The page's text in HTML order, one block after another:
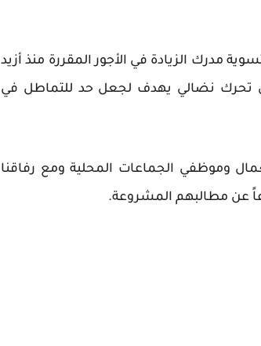
مدرك الزيادة في الأجور المقررة منذ أزيد
تحرك نضالي يهدف لجعل حد للتماطل في
وموظفي الجماعات المحلية ومع رفاقنا